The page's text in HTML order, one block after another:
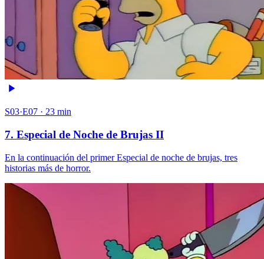
S03·E07 · 23 min
7. Especial de Noche de Brujas II
En la continuación del primer Especial de noche de brujas, tres
historias más de horror.